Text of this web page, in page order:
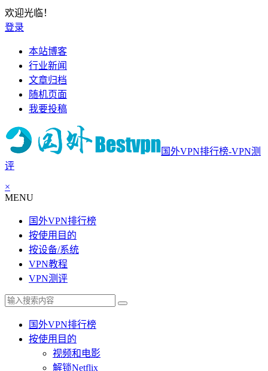
欢迎光临！
登录
本站博客
行业新闻
文章归档
随机页面
我要投稿
国外VPN排行榜-VPN测
评
×
MENU
国外VPN排行榜
按使用目的
按设备/系统
VPN教程
VPN测评
国外VPN排行榜
按使用目的
视频和电影
解锁Netflix